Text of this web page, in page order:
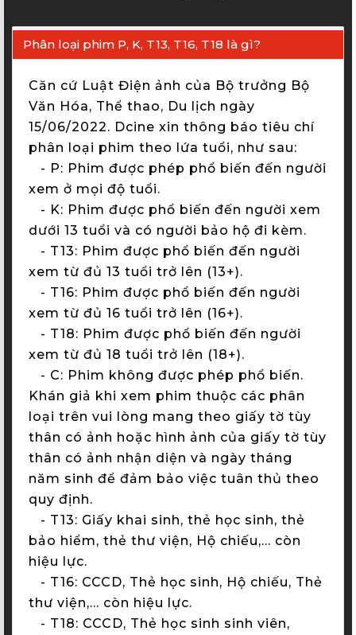
THÀNH
FAQS
LIÊN
HỆ
MUA
GÓI
Phân loại phim P, K, T13, T16, T18 là gì?
Căn cứ Luật Điện ảnh của Bộ trưởng Bộ
Văn Hóa, Thể thao, Du lịch ngày
15/06/2022. Dcine xin thông báo tiêu chí
phân loại phim theo lứa tuổi, như sau:
- P: Phim được phép phổ biến đến người
xem ở mọi độ tuổi.
- K: Phim được phổ biến đến người xem
dưới 13 tuổi và có người bảo hộ đi kèm.
- T13: Phim được phổ biến đến người
xem từ đủ 13 tuổi trở lên (13+).
- T16: Phim được phổ biến đến người
xem từ đủ 16 tuổi trở lên (16+).
- T18: Phim được phổ biến đến người
xem từ đủ 18 tuổi trở lên (18+).
- C: Phim không được phép phổ biến.
Khán giả khi xem phim thuộc các phân
loại trên vui lòng mang theo giấy tờ tùy
thân có ảnh hoặc hình ảnh của giấy tờ tùy
thân có ảnh nhận diện và ngày tháng
năm sinh để đảm bảo việc tuân thủ theo
quy định.
- T13: Giấy khai sinh, thẻ học sinh, thẻ
bảo hiểm, thẻ thư viện, Hộ chiếu,… còn
hiệu lực.
- T16: CCCD, Thẻ học sinh, Hộ chiếu, Thẻ
thư viện,… còn hiệu lực.
- T18: CCCD, Thẻ học sinh sinh viên,